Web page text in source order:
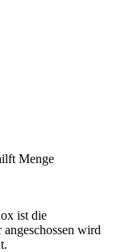
Menge
ist die
wird